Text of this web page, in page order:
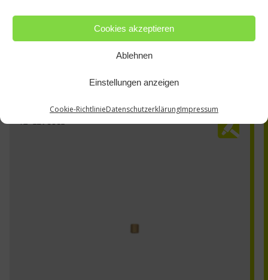
Cookies akzeptieren
Ablehnen
Einstellungen anzeigen
Cookie-RichtlinieDatenschutzerklärungImpressum
TZ-1290301